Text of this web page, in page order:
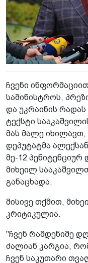
ჩვენი
სამინისტროს,
და უკრაინის რადას
ტექსტი
მას მალე იხილავთ,
დეპუტატმა
მე-12 პენიტენციურ
მიხეილ
განაცხადა.
მისივე თქმით,
კრიტიკულია.
"ჩვენ რამდენიმე
ძალიან კარგია,
ჩვენ საკუთარი